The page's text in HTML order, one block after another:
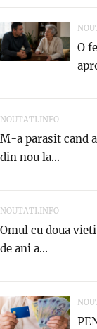
O
NOUTATI.INFO
M-a parasit cand
din nou la...
NOUTATI.INFO
Omul cu doua
de ani a...